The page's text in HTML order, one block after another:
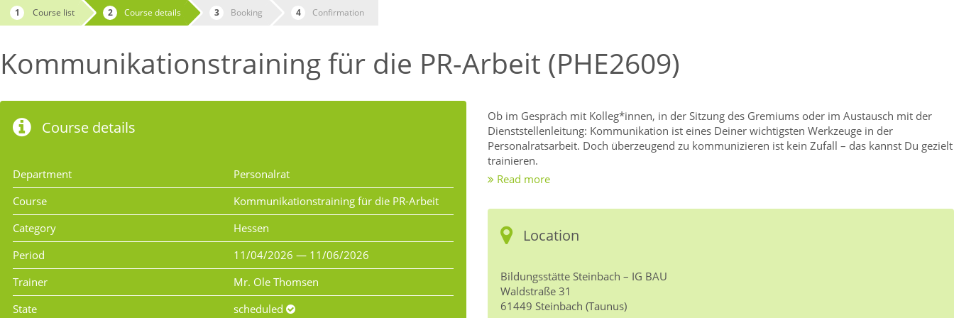
Course list Course details Booking Confirmation
Kommunikationstraining für die PR-Arbeit (PHE2609)
Course details
Department
Personalrat
Course
Kommunikationstraining für die PR-Arbeit
Category
Hessen
Period
11/04/2026 — 11/06/2026
Trainer
Mr. Ole Thomsen
State
scheduled
Ob im Gespräch mit Kolleg*innen, in der Sitzung des Gremiums oder im Austausch mit der
Dienststellenleitung: Kommunikation ist eines Deiner wichtigsten Werkzeuge in der
Personalratsarbeit. Doch überzeugend zu kommunizieren ist kein Zufall – das kannst Du gezielt
trainieren.
auftreten, aktives Zuhören, Kritik aufnehmen und konstruktiv reagieren.
und viele praktische Übungen – direkt übertragbar in Deine Gremienarbeit.
Ideal für neugewählte und erfahrene Personalratsmitglieder, die ihre Wirkung gezielt
Read more
Location
Bildungsstätte Steinbach – IG BAU
Waldstraße 31
61449 Steinbach (Taunus)